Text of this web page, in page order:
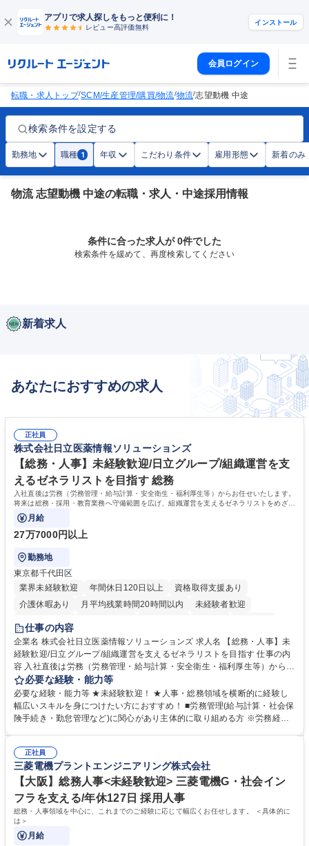
アプリで求人探しをもっと便利に！
レビュー高評価無料
インストール
会員ログイン
転職・求人トップ/SCM/生産管理/購買/物流/物流/志望動機 中途
検索条件を設定する
勤務地 職種 1 年収 こだわり条件 雇用形態 新着のみ
物流 志望動機 中途の転職・求人・中途採用情報
条件に合った求人が 0件でした
検索条件を緩めて、再度検索してください
新着求人
あなたにおすすめの求人
正社員
株式会社日立医薬情報ソリューションズ
【総務・人事】未経験歓迎/日立グループ/組織運営を支
えるゼネラリストを目指す 総務
入社直後は労務（労務管理・給与計算・安全衛生・福利厚生等）からお任せいたします。
将来は総務・採用・教育業務へ守備範囲を広げ、組織運営を支えるゼネラリストをめざせ
ます。
月給
27万7000円以上
勤務地
東京都千代田区
業界未経験歓迎
年間休日120日以上
資格取得支援あり
介護休暇あり
月平均残業時間20時間以内
未経験者歓迎
住宅手当あり
育休あり
完全週休2日制 交通費支給 土日祝休み 寮・社宅あり
仕事の内容
企業名 株式会社日立医薬情報ソリューションズ 求人名 【総務・人事】未
経験歓迎/日立グループ/組織運営を支えるゼネラリストを目指す 仕事の内
容 入社直後は労務（労務管理・給与計算・安全衛生・福利厚生等）からお
任せいたします。将来は総務・採用・教育業務へ守備範囲を広げ、組織運
営を支えるゼネラリストをめざせます。 ・初期業務：労働時間管理、給与
計算、社会保険対応、福利厚生管理、安全衛生、健康経営推進等をお任せ
します。ご経験に応じて、休職者管理など、幅広く経験を積んでいただき
幅広く経験を積みたい意欲がある方に最適な環境です。 募集職種 【総
務・人事】未経験歓迎/日立グループ/組織運営を支えるゼネラリストを目
指す
必要な経験・能力等
必要な経験・能力等 ★未経験歓迎！ ★人事・総務領域を横断的に経験し
幅広いスキルを身につけたい方におすすめ！ ■労務管理(給与計算・社会保
険手続き・勤怠管理など)に関心があり主体的に取り組める方 ※労務経験
のご経験 ■労務管理（給与計算・社会保険手続き・勤怠管理など）の経験
■衛生管理者の資格をお持ちの方 学歴・資格 学歴：大学院 大学 高専 短大
専修学校 高校 語学力： 資格：
正社員
三菱電機プラントエンジニアリング株式会社
【大阪】総務人事<未経験歓迎> 三菱電機G・社会イン
フラを支える/年休127日 採用人事
総務・人事領域を中心に、これまでのご経験に応じて幅広くお任せします。 ＜具体的に
は＞
月給